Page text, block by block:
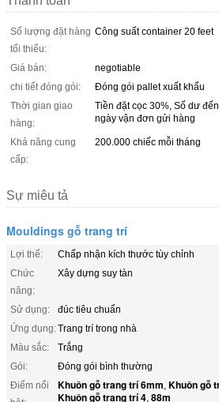
Số lượng đặt hàng
tối thiểu:
Công suất container 20 feet
Giá bán:
negotiable
chi tiết đóng gói:
Đóng gói pallet xuất khẩu
Thời gian giao
hàng:
Tiền đặt cọc 30%, Số dư
ngày vận đơn gửi hàng
Khả năng cung
cấp:
200.000 chiếc mỗi tháng
Sự miêu tả
Mouldings gỗ trang trí
Lợi thế:
Chấp nhận kích thước tùy chỉnh
Chức
năng:
Xây dựng suy tàn
Sử dụng:
đúc tiêu chuẩn
Ứng dụng:Trang trí trong nhà
Màu sắc:
Trắng
Gói:
Đóng gói bình thường
Điểm nổi
Khuôn gỗ trang trí 6mm, Khuôn gỗ
Khuôn gỗ trang trí 4, 88m